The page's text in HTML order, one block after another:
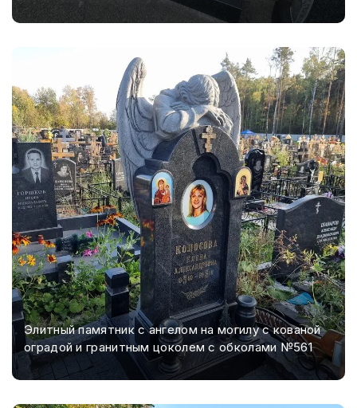
Элитный памятник с ангелом на могилу с кованой
оградой и гранитным цоколем с обколами №561